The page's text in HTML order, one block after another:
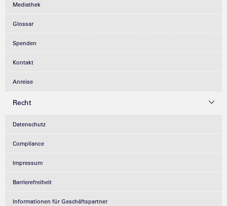
Mediathek
Glossar
Spenden
Kontakt
Anreise
Recht
Datenschutz
Compliance
Impressum
Barrierefreiheit
Informationen für Geschäftspartner